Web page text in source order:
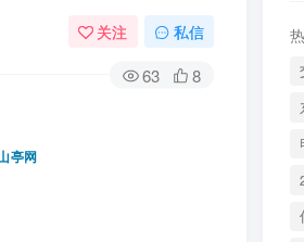
关注 私信
63 8